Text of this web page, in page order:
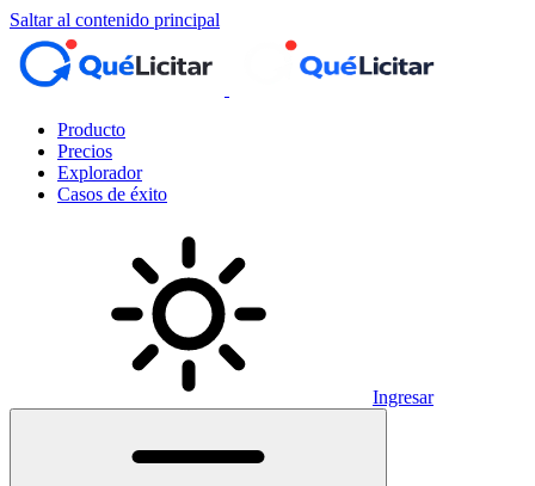
Saltar al contenido principal
Producto
Precios
Explorador
Casos de éxito
Ingresar